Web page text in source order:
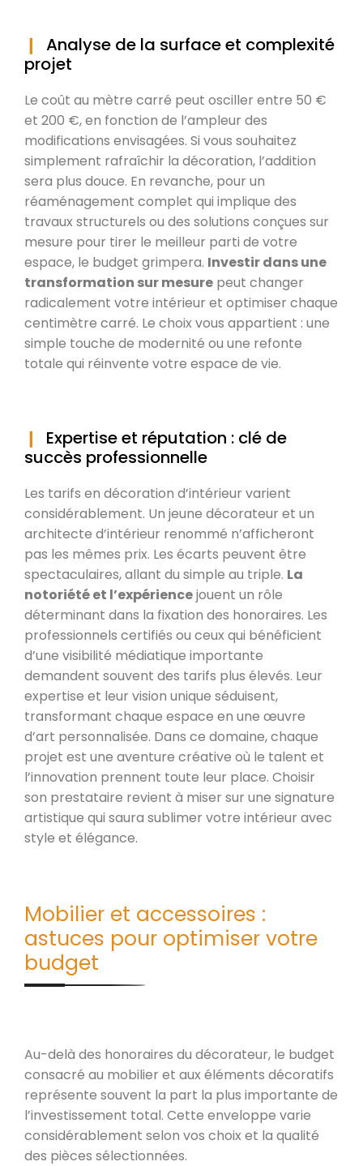
Analyse de la surface et complexité
projet
Le coût au mètre carré peut osciller entre 50 €
et 200 €, en fonction de l’ampleur des
modifications envisagées. Si vous souhaitez
simplement rafraîchir la décoration, l’addition
sera plus douce. En revanche, pour un
réaménagement complet qui implique des
travaux structurels ou des solutions conçues sur
mesure pour tirer le meilleur parti de votre
espace, le budget grimpera. Investir dans une
transformation sur mesure peut changer
radicalement votre intérieur et optimiser chaque
centimètre carré. Le choix vous appartient : une
simple touche de modernité ou une refonte
totale qui réinvente votre espace de vie.
Expertise et réputation : clé de
succès professionnelle
Les tarifs en décoration d’intérieur varient
considérablement. Un jeune décorateur et un
architecte d’intérieur renommé n’afficheront
pas les mêmes prix. Les écarts peuvent être
spectaculaires, allant du simple au triple. La
notoriété et l’expériencejouent un rôle
déterminant dans la fixation des honoraires. Les
professionnels certifiés ou ceux qui bénéficient
d’une visibilité médiatique importante
demandent souvent des tarifs plus élevés. Leur
expertise et leur vision unique séduisent,
transformant chaque espace en une œuvre
d’art personnalisée. Dans ce domaine, chaque
projet est une aventure créative où le talent et
l’innovation prennent toute leur place. Choisir
son prestataire revient à miser sur une signature
artistique qui saura sublimer votre intérieur avec
style et élégance.
Mobilier et accessoires :
astuces pour optimiser votre
budget
Au-delà des honoraires du décorateur, le budget
consacré au mobilier et aux éléments décoratifs
représente souvent la part la plus importante de
l’investissement total. Cette enveloppe varie
considérablement selon vos choix et la qualité
des pièces sélectionnées.